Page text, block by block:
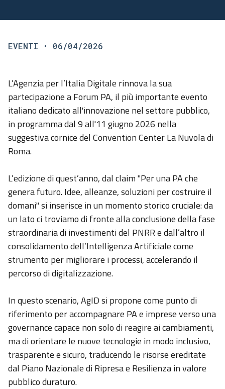
EVENTI • 06/04/2026
L’Agenzia per l’Italia Digitale rinnova la sua
partecipazione a Forum PA, il più importante evento
italiano dedicato all'innovazione nel settore pubblico,
in programma dal 9 all'11 giugno 2026 nella
suggestiva cornice del Convention Center La Nuvola di
Roma.
L’edizione di quest’anno, dalclaim"Per una PA che
genera futuro. Idee, alleanze, soluzioni per costruire il
domani" si inserisce in un momento storico cruciale: da
un lato ci troviamo di fronte alla conclusione della fase
straordinaria di investimenti del PNRR e dall’altro il
consolidamento dell’Intelligenza Artificiale come
strumento per migliorare i processi, accelerando il
percorso di digitalizzazione.
In questo scenario, AgID si propone come punto di
riferimento per accompagnare PA e imprese verso una
governance capace non solo di reagire ai cambiamenti,
ma di orientare le nuove tecnologie in modo inclusivo,
trasparente e sicuro, traducendo le risorse ereditate
dal Piano Nazionaledi Ripresa e Resilienzain valore
pubblico duraturo.